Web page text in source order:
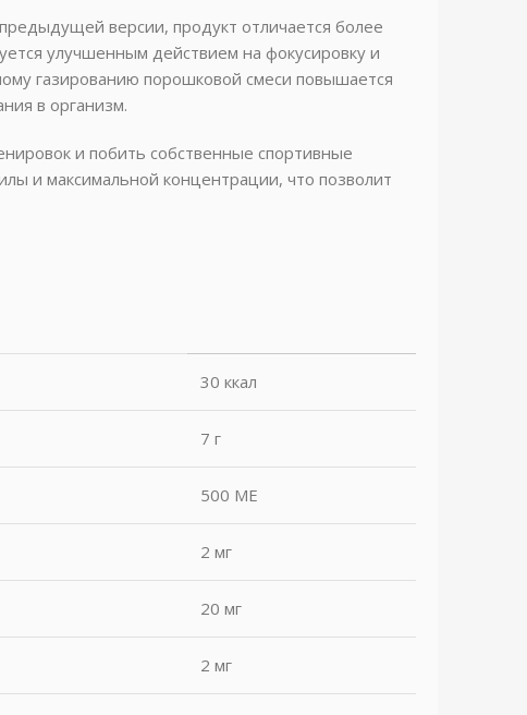
версии, продукт отличается более
улучшенным действием на фокусировку и
газированию порошковой смеси повышается
в организм.
и побить собственные спортивные
и максимальной концентрации, что позволит
30 ккал
7 г
500 МЕ
2 мг
20 мг
2 мг